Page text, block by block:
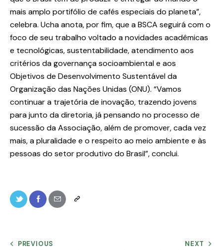
mais amplo portifólio de cafés especiais do planeta”,
celebra. Ucha anota, por fim, que a BSCA seguirá com o
foco de seu trabalho voltado a novidades acadêmicas
e tecnológicas, sustentabilidade, atendimento aos
critérios da governança socioambiental e aos
Objetivos de Desenvolvimento Sustentável da
Organização das Nações Unidas (ONU). “Vamos
continuar a trajetória de inovação, trazendo jovens
para junto da diretoria, já pensando no processo de
sucessão da Associação, além de promover, cada vez
mais, a pluralidade e o respeito ao meio ambiente e às
pessoas do setor produtivo do Brasil”, conclui.
PREVIOUS NEXT